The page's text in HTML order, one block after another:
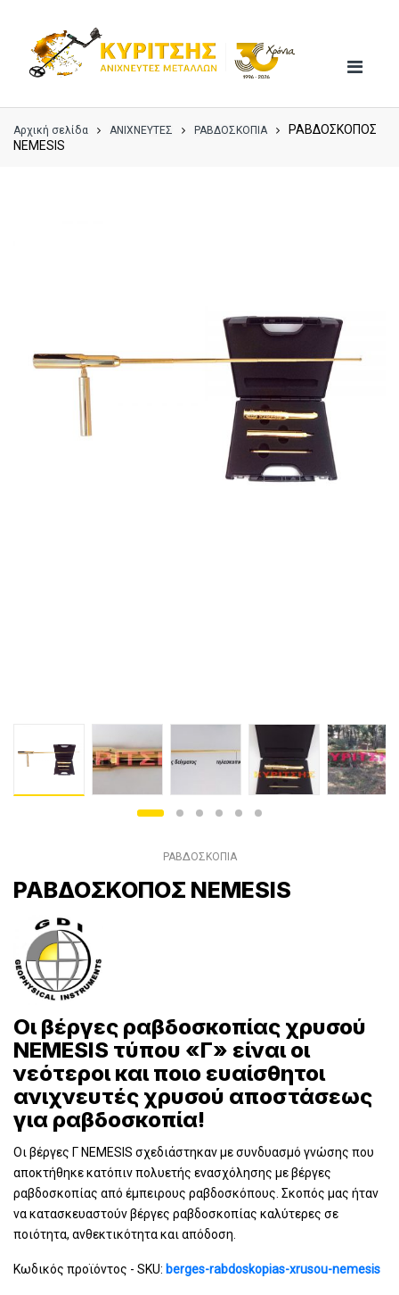
navigation
content
Αρχική σελίδα ΑΝΙΧΝΕΥΤΕΣ ΡΑΒΔΟΣΚΟΠΙΑ
ΡΑΒΔΟΣΚΟΠΟΣ
NEMESIS
ΡΑΒΔΟΣΚΟΠΙΑ
ΡΑΒΔΟΣΚΟΠΟΣ NEMESIS
Οι βέργες ραβδοσκοπίας χρυσού
NEMESIS τύπου «Γ» είναι οι
νεότεροι και ποιο ευαίσθητοι
ανιχνευτές χρυσού αποστάσεως
για ραβδοσκοπία!
Οι βέργες Γ NEMESIS σχεδιάστηκαν με συνδυασμό γνώσης που
αποκτήθηκε κατόπιν πολυετής ενασχόλησης με βέργες
ραβδοσκοπίας από έμπειρους ραβδοσκόπους. Σκοπός μας ήταν
να κατασκευαστούν βέργες ραβδοσκοπίας καλύτερες σε
ποιότητα, ανθεκτικότητα και απόδοση.
Κωδικός προϊόντος - SKU: berges-rabdoskopias-xrusou-nemesis